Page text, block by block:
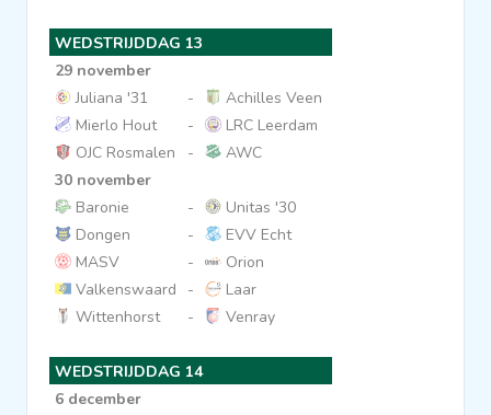
WEDSTRIJDDAG 13
29 november
Juliana '31
-
Achilles Veen
Mierlo Hout
-
LRC Leerdam
OJC Rosmalen
-
AWC
30 november
Baronie
-
Unitas '30
Dongen
-
EVV Echt
MASV
-
Orion
Valkenswaard
-
Laar
Wittenhorst
- Venray
WEDSTRIJDDAG 14
6 december